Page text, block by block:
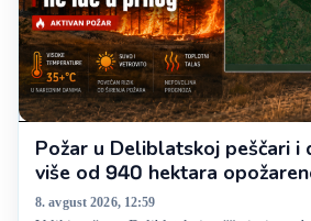
Požar u Deliblatskoj peščari i
više od 940 hektara
veliki problem
8. avgust 2026, 12:59